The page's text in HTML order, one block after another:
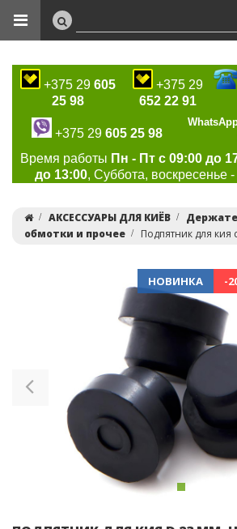
+375 29 605
25 98
+375 29
652 22 91
+375 29 605 25 98
Время работы Пн - Пт с 09:00 до
до 13:00, Суббота, воскресенье
АКСЕССУАРЫ ДЛЯ КИЁВ
обмотки и прочее
Подпятник для
НОВИНКА -